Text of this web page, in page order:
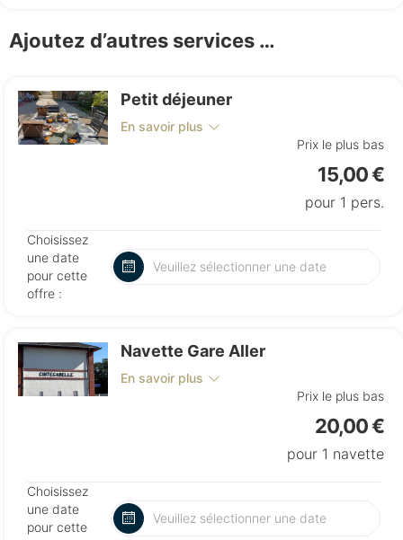
Ajoutez d’autres services …
Petit déjeuner
En savoir plus
Prix le plus bas
15,00 €
pour 1 pers.
Choisissez
une date
pour cette
offre :
Navette Gare Aller
En savoir plus
Prix le plus bas
20,00 €
pour 1 navette
Choisissez
une date
pour cette